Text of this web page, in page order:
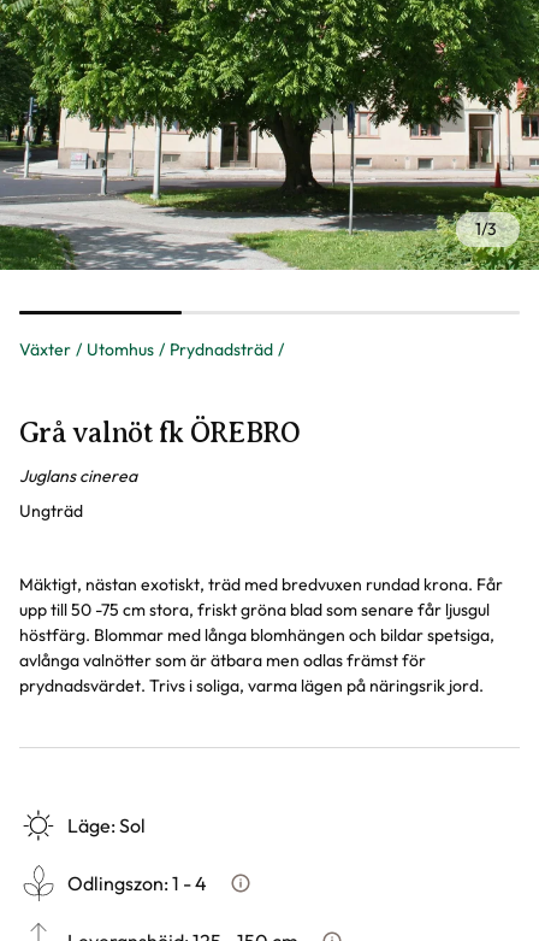
Växter Utomhus Prydnadsträd
1/3
Grå valnöt fk ÖREBRO
Juglans cinerea
Ungträd
Mäktigt, nästan exotiskt, träd med bredvuxen rundad krona. Får
upp till 50 -75 cm stora, friskt gröna blad som senare får ljusgul
höstfärg. Blommar med långa blomhängen och bildar spetsiga,
avlånga valnötter som är ätbara men odlas främst för
prydnadsvärdet. Trivs i soliga, varma lägen på näringsrik jord.
Läge:Sol
Odlingszon:1 - 4 Vad är odlingszon?